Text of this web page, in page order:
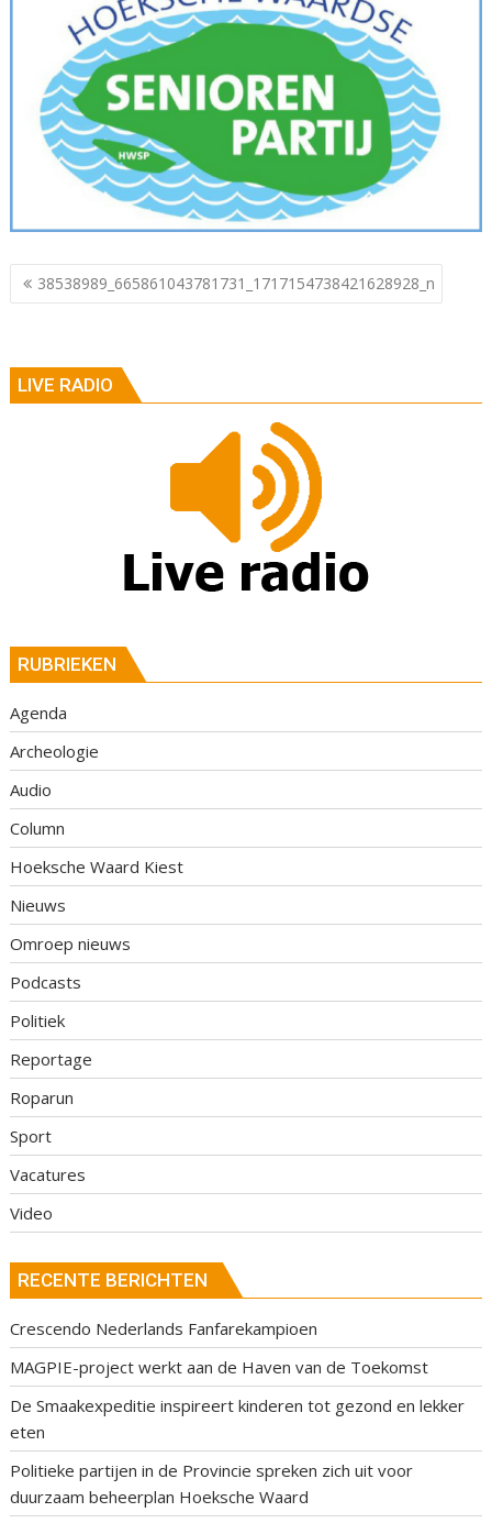
Berichtnavigatie
38538989_665861043781731_1717154738421628928_n
LIVE RADIO
RUBRIEKEN
Agenda
Archeologie
Audio
Column
Hoeksche Waard Kiest
Nieuws
Omroep nieuws
Podcasts
Politiek
Reportage
Roparun
Sport
Vacatures
Video
RECENTE BERICHTEN
Crescendo Nederlands Fanfarekampioen
MAGPIE-project werkt aan de Haven van de Toekomst
De Smaakexpeditie inspireert kinderen tot gezond en lekker
eten
Politieke partijen in de Provincie spreken zich uit voor
duurzaam beheerplan Hoeksche Waard